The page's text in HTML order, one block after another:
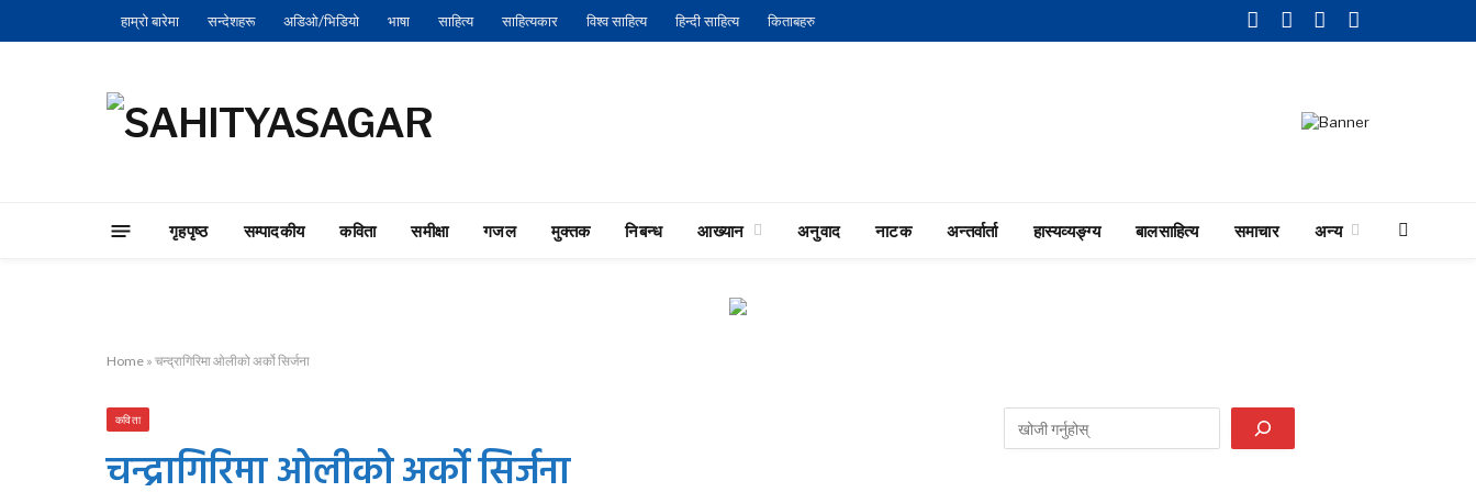
हाम्रो बारेमा सन्देशहरू अडिओ/भिडियो भाषा साहित्य साहित्यकार विश्व साहित्य हिन्दी साहित्य किताबहरु
Facebook
TwitterLinkedInYouTube
गृहपृष्‍ठ सम्पादकीय कविता समीक्षा गजल मुक्तक निबन्ध आख्यान अनुवाद नाटक अन्तर्वार्ता हास्यव्यङ्ग्य बालसाहित्य समाचार अन्य
Home » चन्द्रागिरिमा ओलीको अर्को सिर्जना
कविता
चन्द्रागिरिमा ओलीको अर्को सिर्जना